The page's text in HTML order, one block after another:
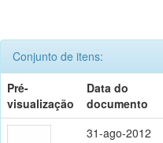
Conjunto de itens:
Pré-
visualização
Data do
documento
31-ago-2012